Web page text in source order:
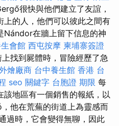
很快與他們建立了友誼，
上的人，他們可以彼此之間有
Nándor在牆上留下信息的神
會館 西屯按摩 柬埔寨簽證
找到屍體時，冒險經歷了急
燴廠商 台中養生館 香港 台
seo 關鍵字 台胞證 期限 每
地區有一個銷售的報紙，以
他在荒蕪的街道上為靈感而
過時，它會變得無聊，因此